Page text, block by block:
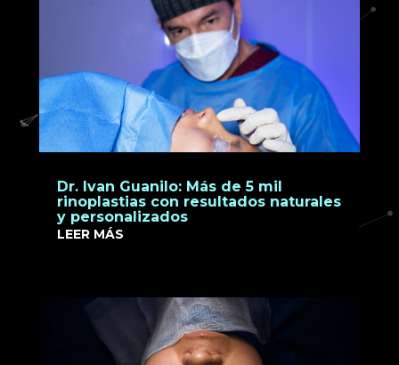
Dr. Ivan Guanilo: Más de 5 mil
rinoplastias con resultados naturales
y personalizados
LEER MÁS